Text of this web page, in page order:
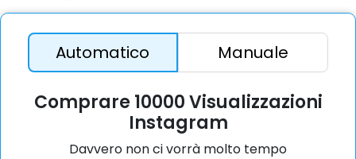
Automatico Manuale
Comprare 10000 Visualizzazioni
Instagram
Davvero non ci vorrà molto tempo